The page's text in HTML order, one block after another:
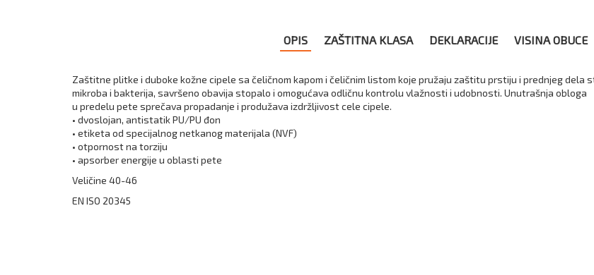
OPIS ZAŠTITNA KLASA DEKLARACIJE VISINA OBUCE
Zaštitne plitke i duboke kožne cipele sa čeličnom kapom i čeličnim listom koje pružaju zaštitu prstiju i prednjeg
mikroba i bakterija, savršeno obavija stopalo i omogućava odličnu kontrolu vlažnosti i udobnosti. Unutrašnja obloga
u predelu pete sprečava propadanje i produžava izdržljivost cele cipele.
• dvoslojan, antistatik PU/PU đon
• etiketa od specijalnog netkanog materijala (NVF)
• otpornost na torziju
• apsorber energije u oblasti pete
Veličine 40-46
EN ISO 20345